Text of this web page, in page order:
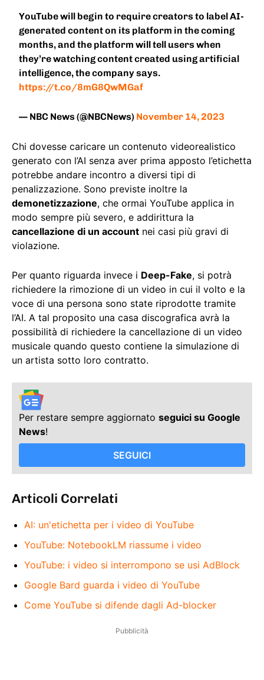
YouTube will begin to require creators to label AI-
generated content on its platform in the coming
months, and the platform will tell users when
they’re watching content created using artificial
intelligence, the company says.
https://t.co/8mG8QwMGaf
— NBC News (@NBCNews) November 14, 2023
Chi dovesse caricare un contenuto videorealistico
generato con l’AI senza aver prima apposto l’etichetta
potrebbe andare incontro a diversi tipi di
penalizzazione. Sono previste inoltre la
demonetizzazione, che ormai YouTube applica in
modo sempre più severo, e addirittura la
cancellazione di un account nei casi più gravi di
violazione.
Per quanto riguarda invece i Deep-Fake, si potrà
richiedere la rimozione di un video in cui il volto e la
voce di una persona sono state riprodotte tramite
l’AI. A tal proposito una casa discografica avrà la
possibilità di richiedere la cancellazione di un video
musicale quando questo contiene la simulazione di
un artista sotto loro contratto.
Per restare sempre aggiornato seguici su Google
News!
SEGUICI
Articoli Correlati
AI: un'etichetta per i video di YouTube
YouTube: NotebookLM riassume i video
YouTube: i video si interrompono se usi AdBlock
Google Bard guarda i video di YouTube
Come YouTube si difende dagli Ad-blocker
Pubblicità